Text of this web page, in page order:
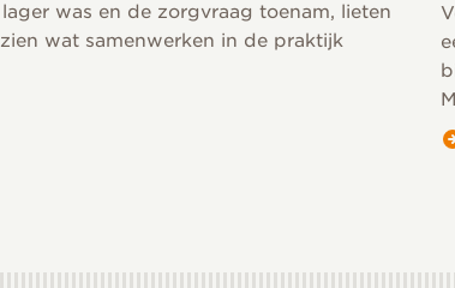
was en de zorgvraag toenam, lieten
wat samenwerken in de praktijk